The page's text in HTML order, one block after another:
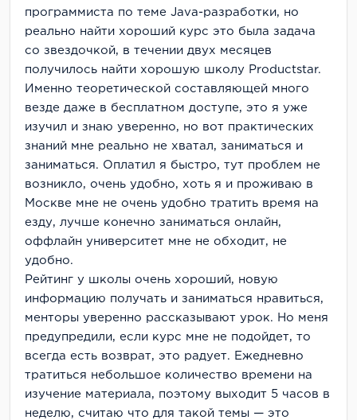
программиста по теме Java-разработки, но
реально найти хороший курс это была задача
со звездочкой, в течении двух месяцев
получилось найти хорошую школу Productstar.
Именно теоретической составляющей много
везде даже в бесплатном доступе, это я уже
изучил и знаю уверенно, но вот практических
знаний мне реально не хватал, заниматься и
заниматься. Оплатил я быстро, тут проблем не
возникло, очень удобно, хоть я и проживаю в
Москве мне не очень удобно тратить время на
езду, лучше конечно заниматься онлайн,
оффлайн университет мне не обходит, не
удобно.
Рейтинг у школы очень хороший, новую
информацию получать и заниматься нравиться,
менторы уверенно рассказывают урок. Но меня
предупредили, если курс мне не подойдет, то
всегда есть возврат, это радует. Ежедневно
тратиться небольшое количество времени на
изучение материала, поэтому выходит 5 часов в
неделю, считаю что для такой темы — это